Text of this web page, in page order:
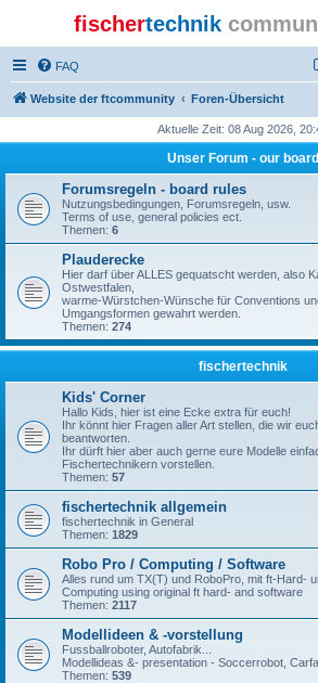
fischertechnik
FAQ
Website der ftcommunity Foren-Übersicht
Aktuelle Zeit: 08 Aug 2026,
Unser Forum - our board
Forumsregeln - board rules
Nutzungsbedingungen, Forumsregeln, usw.
Terms of use, general policies ect.
Themen: 6
Plauderecke
Hier darf über ALLES gequatscht werden, also
Ostwestfalen,
warme-Würstchen-Wünsche für Conventions
Umgangsformen gewahrt werden.
Themen: 274
fischertechnik
Kids' Corner
Hallo Kids, hier ist eine Ecke extra für euch!
Ihr könnt hier Fragen aller Art stellen, die wir
beantworten.
Ihr dürft hier aber auch gerne eure Modelle
Fischertechnikern vorstellen.
Themen: 57
fischertechnik allgemein
fischertechnik in General
Themen: 1829
Robo Pro / Computing / Software
Alles rund um TX(T) und RoboPro, mit ft-Hard-
Computing using original ft hard- and software
Themen: 2117
Modellideen & -vorstellung
Fussballroboter, Autofabrik...
Modellideas &- presentation - Soccerrobot,
Themen: 539